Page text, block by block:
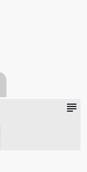
subject